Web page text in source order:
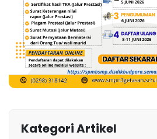
Kategori Artikel